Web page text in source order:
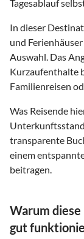
Tagesablauf
In dieser
und
Auswahl. Das
Kurzaufenthalte
Familienreisen
Was Reisende
transparente
einem
beitragen.
Warum
gut